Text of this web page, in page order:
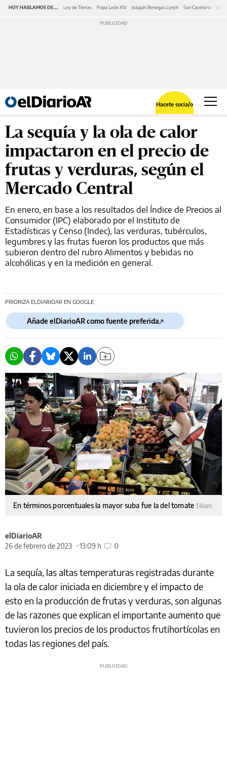
HOY HABLAMOS DE... Ley de Tierras Papa León XIV Joaquín Benegas Lynch San Cayetano
Hacete socia/o
La sequía y la ola de calor
impactaron en el precio de
frutas y verduras, según el
Mercado Central
En enero, en base a los resultados del Índice de Precios al
Consumidor (IPC) elaborado por el Instituto de
Estadísticas y Censo (Indec), las verduras, tubérculos,
legumbres y las frutas fueron los productos que más
subieron dentro del rubro Alimentos y bebidas no
alcohólicas y en la medición en general.
PRIORIZA ELDIARIOAR EN GOOGLE
Añade elDiarioAR como fuente preferida
En términos porcentuales la mayor suba fue la del tomateTélam
elDiarioAR
26 de febrero de 2023
13:09 h 0
La sequía, las altas temperaturas registradas durante
la ola de calor iniciada en diciembre y el impacto de
esto en la producción de frutas y verduras, son algunas
de las razones que explican el importante aumento que
tuvieron los precios de los productos frutihortícolas en
todas las regiones del país.